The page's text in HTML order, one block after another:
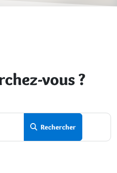
vous ?
Rechercher